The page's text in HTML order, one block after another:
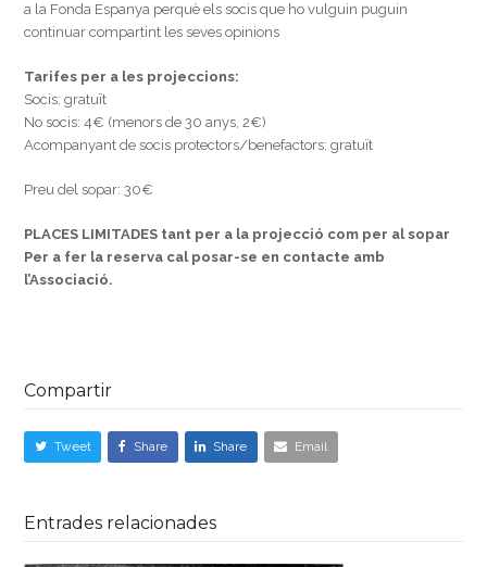
a la Fonda Espanya perquè els socis que ho vulguin puguin
continuar compartint les seves opinions
Tarifes per a les projeccions:
Socis: gratuït
No socis: 4€ (menors de 30 anys, 2€)
Acompanyant de socis protectors/benefactors: gratuït
Preu del sopar: 30€
PLACES LIMITADES tant per a la projecció com per al sopar
Per a fer la reserva cal posar-se en contacte amb
l’Associació.
Compartir
Tweet Share Share Email
Entrades relacionades